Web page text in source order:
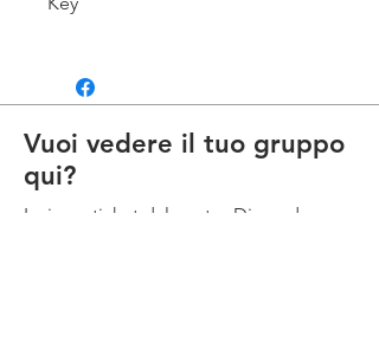
automatically cancels the
terminates automatically. There are
no exceptions.
You are reponsible for getting this
Vuoi vedere il tuo gruppo
qui?
Invia un ticket dal nostro Discord e